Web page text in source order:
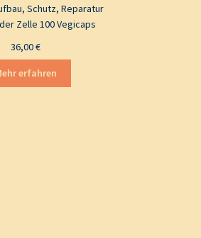
Schutz, Reparatur
Zelle 100 Vegicaps
36,00€
erfahren